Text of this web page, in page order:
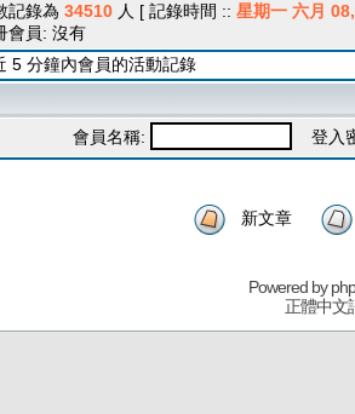
記錄為 34510 人 [ 記錄時間 :: 星期一 六月
會員: 沒有
5 分鐘內會員的活動記錄
會員名稱: 登入
新文章
Powered by
正體中文